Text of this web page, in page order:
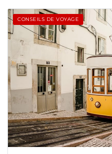
CONSEILS DE VOYAGE